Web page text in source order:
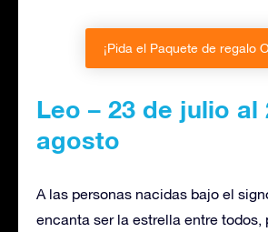
¡Pida el Paquete de regalo
Leo – 23 de julio al
agosto
A las personas nacidas bajo el
encanta ser la estrella entre todos,